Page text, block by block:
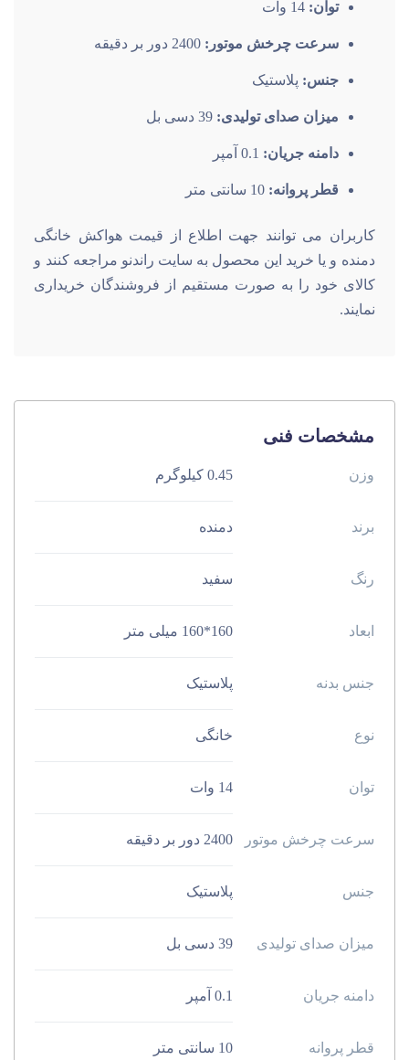
توان:
سرعت چرخش موتور:
جنس: پلاستیک
میزان صدای تولیدی:
دامنه جریان:
قطر پروانه:
کاربران می توانند جهت اطلاع از قیمت هواکش خانگی
دمنده و یا خرید این محصول به سایت راندنو مراجعه کنند و
کالای خود را به صورت مستقیم از فروشندگان خریداری
نمایند.
مشخصات فنی
وزن
برند
رنگ سفید
ابعاد
جنس بدنه پلاستیک
نوع خانگی
توان
سرعت چرخش موتور
جنس پلاستیک
میزان صدای تولیدی
دامنه جریان